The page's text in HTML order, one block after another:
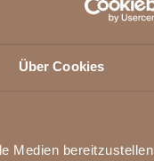
Über Cookies
Medien bereitzustellen